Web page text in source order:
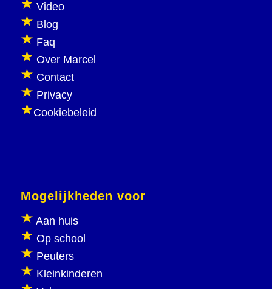
Video
Blog
Faq
Over Marcel
Contact
Privacy
Cookiebeleid
Mogelijkheden voor
Aan huis
Op school
Peuters
Kleinkinderen